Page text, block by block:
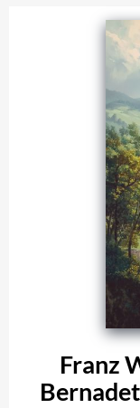
Franz